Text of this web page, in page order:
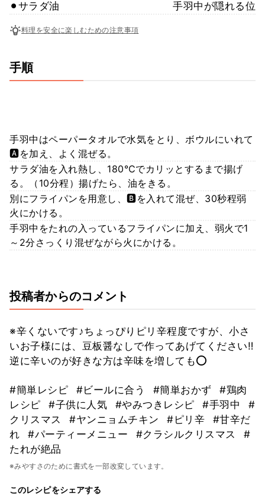
⚫︎サラダ油 手羽中が隠れる位
料理を安全に楽しむための注意事項
手順
手羽中はペーパータオルで水気をとり、ボウルにいれて
🅰️を加え、よく混ぜる。
サラダ油を入れ熱し、180℃でカリッとするまで揚げ
る。（10分程）揚げたら、油をきる。
別にフライパンを用意し、🅱️を入れて混ぜ、30秒程弱
火にかける。
手羽中をたれの入っているフライパンに加え、弱火で1
～2分さっくり混ぜながら火にかける。
投稿者からのコメント
※辛くないです♪ちょっぴりピリ辛程度ですが、小さ
いお子様には、豆板醤なしで作ってあげてください‼️
逆に辛いのが好きな方は辛味を増しても⭕️
#簡単レシピ #ビールに合う #簡単おかず
#鶏肉
レシピ
#子供に人気 #やみつきレシピ #手羽中
#
クリスマス
#ヤンニョムチキン #ピリ辛
#甘辛だ
れ
#パーティーメニュー #クラシルクリスマス
#
たれが絶品
※みやすさのために書式を一部改変しています。
このレシピをシェアする